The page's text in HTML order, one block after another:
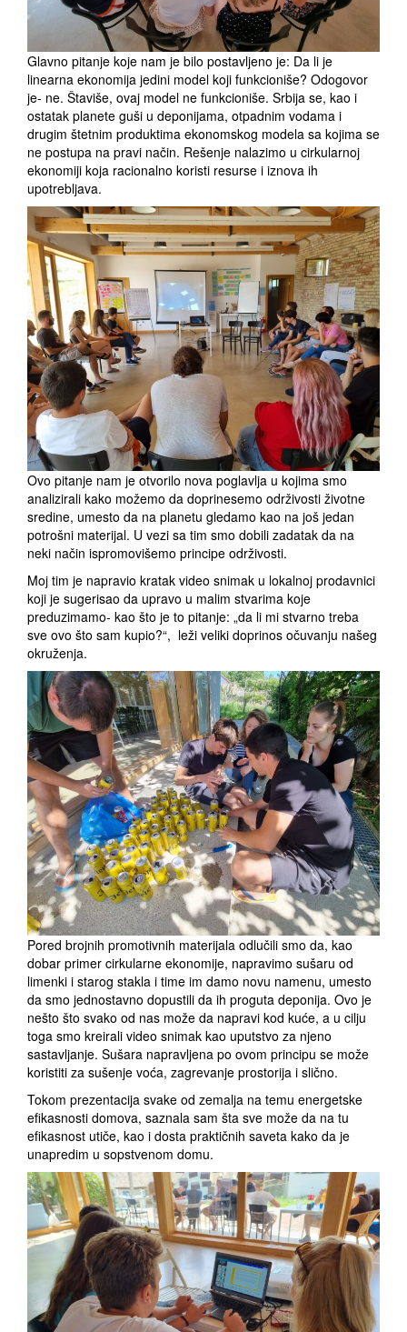
Glavno pitanje koje nam je bilo postavljeno je: Da li je
linearna ekonomija jedini model koji funkcioniše? Odogovor
je- ne. Štaviše, ovaj model ne funkcioniše. Srbija se, kao i
ostatak planete guši u deponijama, otpadnim vodama i
drugim štetnim produktima ekonomskog modela sa kojima se
ne postupa na pravi način. Rešenje nalazimo u cirkularnoj
ekonomiji koja racionalno koristi resurse i iznova ih
upotrebljava.
Ovo pitanje nam je otvorilo nova poglavlja u kojima smo
analizirali kako možemo da doprinesemo održivosti životne
sredine, umesto da na planetu gledamo kao na još jedan
potrošni materijal. U vezi sa tim smo dobili zadatak da na
neki način ispromovišemo principe održivosti.
Moj tim je napravio kratak video snimak u lokalnoj prodavnici
koji je sugerisao da upravo u malim stvarima koje
preduzimamo- kao što je to pitanje: „da li mi stvarno treba
sve ovo što sam kupio?“, leži veliki doprinos očuvanju našeg
okruženja.
Pored brojnih promotivnih materijala odlučili smo da, kao
dobar primer cirkularne ekonomije, napravimo sušaru od
limenki i starog stakla i time im damo novu namenu, umesto
da smo jednostavno dopustili da ih proguta deponija. Ovo je
nešto što svako od nas može da napravi kod kuće, a u cilju
toga smo kreirali video snimak kao uputstvo za njeno
sastavljanje. Sušara napravljena po ovom principu se može
koristiti za sušenje voća, zagrevanje prostorija i slično.
Tokom prezentacija svake od zemalja na temu energetske
efikasnosti domova, saznala sam šta sve može da na tu
efikasnost utiče, kao i dosta praktičnih saveta kako da je
unapredim u sopstvenom domu.